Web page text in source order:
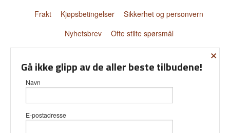
Frakt Kjøpsbetingelser
Sikkerhet og personvern
Nyhetsbrev
Ofte stilte spørsmål
Vår nettbutikk bruker cookies slik at
×
Gå ikke glipp av de aller beste tilbudene!
Navn
E-postadresse